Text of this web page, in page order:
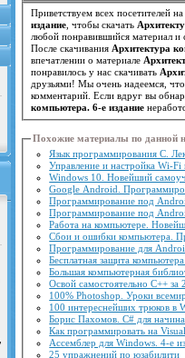
Приветствуем всех посетителей
издание , чтобы скачать
любой понравившийся материал и
После скачивания Архитектура
впечатлении о материале
понравилось у нас скачивать
друзьями! Мы очень надеемся,
комментарий. Если вдруг вы
компьютера. 6-е издание
Похожие материалы по данной
Язык программирования C.
Управление и настройка Wi-Fi
Windows 10. Новейший
Google Android.
Программирование под
Программирование под
Работа на компьютере.
Сбои и ошибки компьютера.
Программирование для
Бесплатная защита
Большая компьютерная
Освой самостоятельно C++ за
100% Photoshop. Уроки
100 интереснейших трюков в
Борис Пахомов. C# для
Как программировать на
Ассемблер для Windows. 4-е
25 упражнений по юзабилити